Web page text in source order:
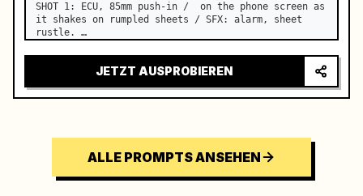
SHOT 1: ECU, 85mm push-in /  on the phone screen as
it shakes on rumpled sheets / SFX: alarm, sheet
rustle. …
JETZT AUSPROBIEREN
ALLE PROMPTS ANSEHEN